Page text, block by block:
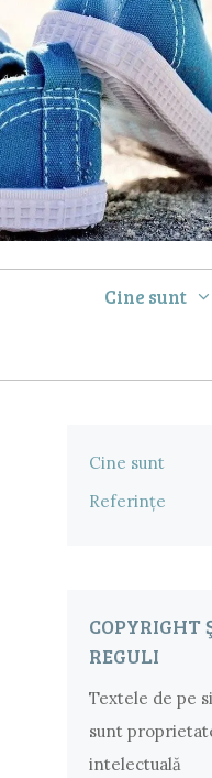
Cine sunt
Cine sunt
Referințe
COPYRIGHT
REGULI
Textele de pe
sunt
intelectuală